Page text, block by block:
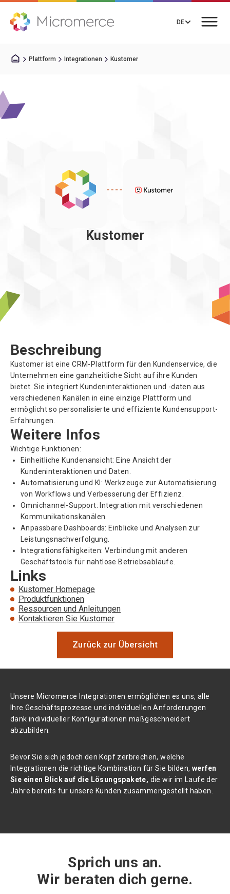
DE
Gespräch vereinbaren
Lösungen
Integrationen
Plattform Integrationen Kustomer
Kustomer
Beschreibung
Kustomer ist eine CRM-Plattform für den Kundenservice, die
Unternehmen eine ganzheitliche Sicht auf ihre Kunden
bietet. Sie integriert Kundeninteraktionen und -daten aus
verschiedenen Kanälen in eine einzige Plattform und
ermöglicht so personalisierte und effiziente Kundensupport-
Erfahrungen.
Weitere Infos
Wichtige Funktionen:
Einheitliche Kundenansicht: Eine Ansicht der
Kundeninteraktionen und Daten.
Automatisierung und KI: Werkzeuge zur Automatisierung
von Workflows und Verbesserung der Effizienz.
Omnichannel-Support: Integration mit verschiedenen
Kommunikationskanälen.
Anpassbare Dashboards: Einblicke und Analysen zur
Leistungsnachverfolgung.
Integrationsfähigkeiten: Verbindung mit anderen
Geschäftstools für nahtlose Betriebsabläufe.
Links
Kustomer Homepage
Produktfunktionen
Ressourcen und Anleitungen
Kontaktieren Sie Kustomer
Zurück zur Übersicht
Unsere Micromerce Integrationen ermöglichen es uns, alle
Ihre Geschäftsprozesse und individuellen Anforderungen
dank individueller Konfigurationen maßgeschneidert
abzubilden.
Bevor Sie sich jedoch den Kopf zerbrechen, welche
Integrationen die richtige Kombination für Sie bilden, werfen
Sie einen Blick auf die Lösungspakete, die wir im Laufe der
Jahre bereits für unsere Kunden zusammengestellt haben.
Sprich uns an.
Wir beraten dich gerne.